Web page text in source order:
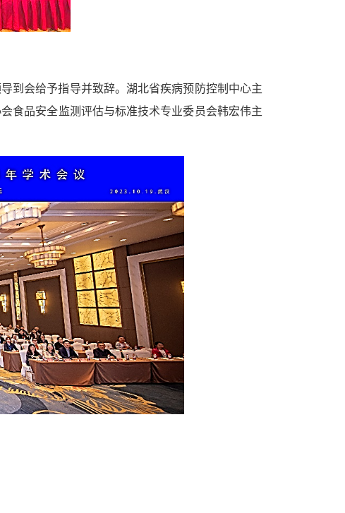
到会给予指导并致辞。湖北省疾病预防控制中心主
食品安全监测评估与标准技术专业委员会韩宏伟主